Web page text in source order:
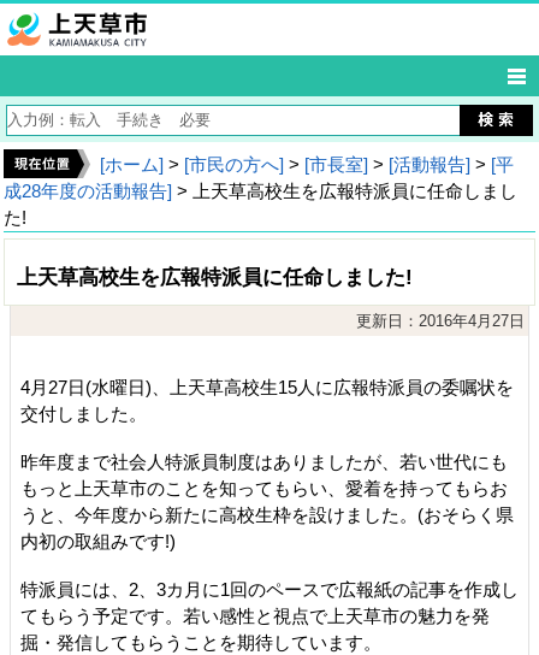
[ホーム] > [市民の方へ] > [市長室] > [活動報告] > [平
成28年度の活動報告] > 上天草高校生を広報特派員に任命しまし
た!
上天草高校生を広報特派員に任命しました!
更新日：2016年4月27日
4月27日(水曜日)、上天草高校生15人に広報特派員の委嘱状を
交付しました。
昨年度まで社会人特派員制度はありましたが、若い世代にも
もっと上天草市のことを知ってもらい、愛着を持ってもらお
うと、今年度から新たに高校生枠を設けました。(おそらく県
内初の取組みです!)
特派員には、2、3カ月に1回のペースで広報紙の記事を作成し
てもらう予定です。若い感性と視点で上天草市の魅力を発
掘・発信してもらうことを期待しています。